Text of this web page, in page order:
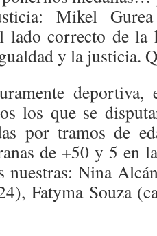
Mikel
lado correcto de la
y la justicia.
deportiva,
los que se
por tramos de
de +50 y 5 en
nuestras: Nina
Fatyma Souza